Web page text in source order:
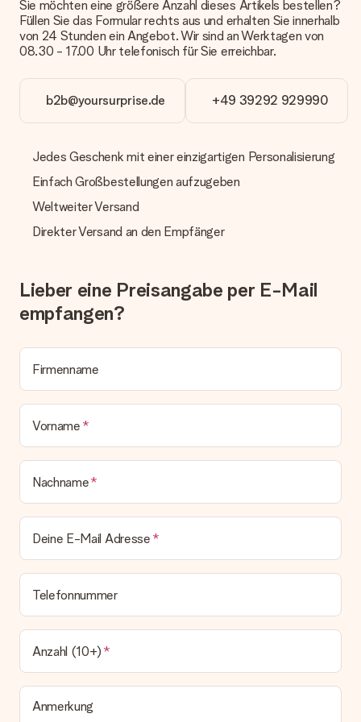
Kreditkarte oder auf Rechnung über Klarna. Bei einer
manuellen Überweisung verlängert sich die Lieferzeit des
Geschenks jedoch um 3 Werktage.
Was, wenn das Geschenk meine Erwartungen nicht
erfüllt?
Sollte das Geschenk wider Erwarten deine Erwartungen nicht
kontaktieren. Dort wird dir umgehend ein passender
Wird die Rechnung mit der Bestellung mitverschickt?
Alle Lieferungen erfolgen ohne Rechnung und/oder
Lieferschein. Die Rechnung zu deiner Bestellung erhältst du
bleibt eine echte Überraschung!
Sie möchten eine größere Anzahl dieses Artikels bestellen?
Füllen Sie das Formular rechts aus und erhalten Sie innerhalb
von 24 Stunden ein Angebot. Wir sind an Werktagen von
08.30 - 17.00 Uhr telefonisch für Sie erreichbar.
b2b@yoursurprise.de +49 39292 929990
Jedes Geschenk mit einer einzigartigen Personalisierung
Einfach Großbestellungen aufzugeben
Weltweiter Versand
Direkter Versand an den Empfänger
Lieber eine Preisangabe per E-Mail
empfangen?
Firmenname
Vorname
Nachname
Deine E-Mail Adresse
Telefonnummer
Anzahl (10+)
Anmerkung